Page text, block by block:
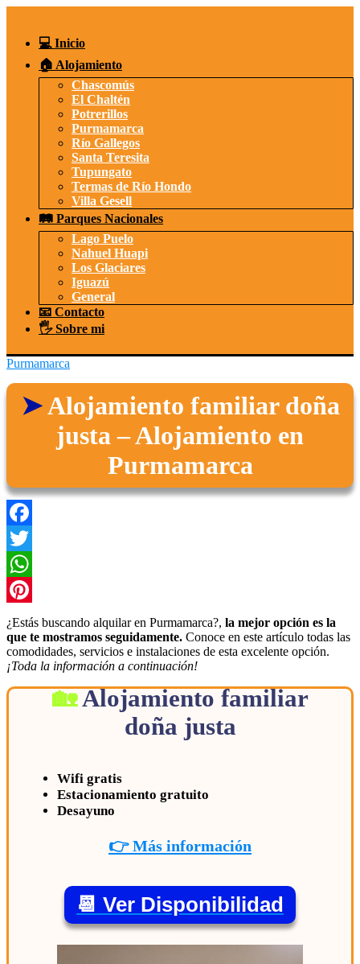
contenido💻 Inicio
🏠 Alojamiento
Chascomús
El Chaltén
Potrerillos
Purmamarca
Río Gallegos
Santa Teresita
Tupungato
Termas de Río Hondo
Villa Gesell
🛤️ Parques Nacionales
Lago Puelo
Nahuel Huapi
Los Glaciares
Iguazú
General
📧 Contacto
🖐️ Sobre mi
Purmamarca
Alojamiento familiar doña
justa – Alojamiento en
Purmamarca
Facebook
Twitter
WhatsApp
Pinterest
¿Estás buscando alquilar en Purmamarca?, la mejor opción es la
que te mostramos seguidamente. Conoce en este artículo todas las
comodidades, servicios e instalaciones de esta excelente opción.
¡Toda la información a continuación!
Alojamiento familiar
doña justa
Wifi gratis
Estacionamiento gratuito
Desayuno
👉 Más información
📆 Ver Disponibilidad